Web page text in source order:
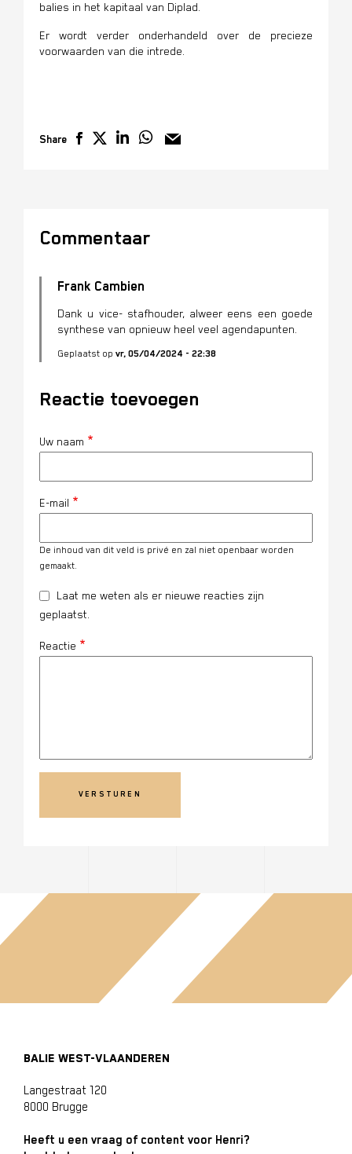
balies in het kapitaal van Diplad.
Er wordt verder onderhandeld over de precieze
voorwaarden van die intrede.
Share
Commentaar
Frank Cambien
Dank u vice- stafhouder, alweer eens een goede
synthese van opnieuw heel veel agendapunten.
Geplaatst op vr, 05/04/2024 - 22:38
Reactie toevoegen
Uw naam
E-mail
De inhoud van dit veld is privé en zal niet openbaar worden
gemaakt.
Laat me weten als er nieuwe reacties zijn
geplaatst.
Reactie
BALIE WEST-VLAANDEREN
Langestraat 120
8000 Brugge
Heeft u een vraag of content voor Henri?